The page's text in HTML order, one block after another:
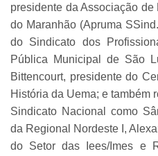
presidente da Associação
do Maranhão (Apruma
do Sindicato dos
Pública Municipal de São
Bittencourt, presidente do
História da Uema; e também
Sindicato Nacional como
da Regional Nordeste I,
do Setor das Iees/Imes e